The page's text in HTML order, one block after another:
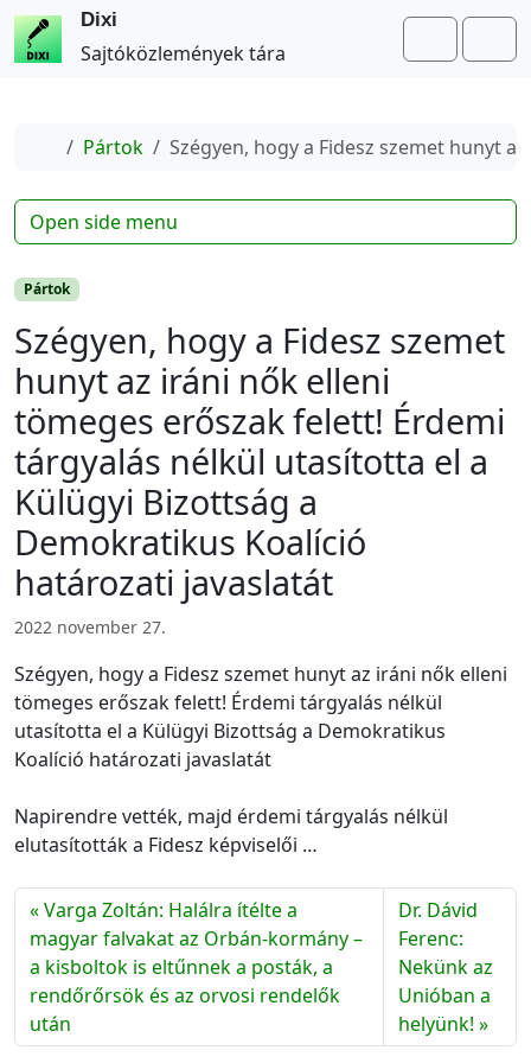
Dixi
Sajtóközlemények tára
Home
Pártok Szégyen, hogy a Fidesz szemet hunyt
Pártok
Szégyen, hogy a Fidesz szemet
hunyt az iráni nők elleni
tömeges erőszak felett! Érdemi
tárgyalás nélkül utasította el a
Külügyi Bizottság a
Demokratikus Koalíció
határozati javaslatát
2022 november 27.
Szégyen, hogy a Fidesz szemet hunyt az iráni nők elleni
tömeges erőszak felett! Érdemi tárgyalás nélkül
utasította el a Külügyi Bizottság a Demokratikus
Koalíció határozati javaslatát
Napirendre vették, majd érdemi tárgyalás nélkül
elutasították a Fidesz képviselői …
Varga Zoltán: Halálra ítélte a
magyar falvakat az Orbán-kormány –
a kisboltok is eltűnnek a posták, a
rendőrőrsök és az orvosi rendelők
után
Dr. Dávid
Ferenc:
Nekünk az
Unióban a
helyünk!
Open side menu